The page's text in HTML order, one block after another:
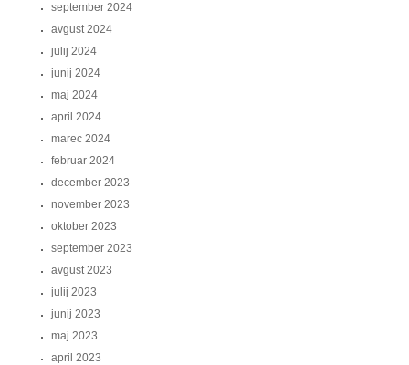
september 2024
avgust 2024
julij 2024
junij 2024
maj 2024
april 2024
marec 2024
februar 2024
december 2023
november 2023
oktober 2023
september 2023
avgust 2023
julij 2023
junij 2023
maj 2023
april 2023